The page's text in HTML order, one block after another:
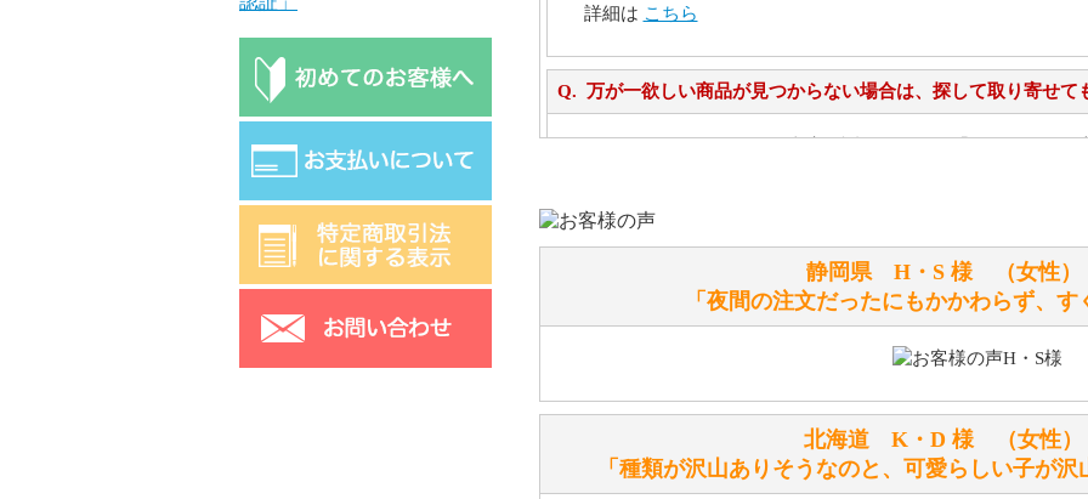
詳細は こちら
万が一欲しい商品が見つからない場合は、探して取り寄せて
シュタイフのぬいぐるみは洗濯できますか？ ぬいぐるみの
洗濯できるのとできないのがあります。
こちらをご覧ください。
シリアルNO付きやクラブ限定などいろいろと意味があります
詳しくはこちらをご覧ください。
静岡県 H・S 様 （女
「夜間の注文だったにもかかわらず、す
北海道 K・D 様 （女
「種類が沢山ありそうなのと、可愛らしい子が沢